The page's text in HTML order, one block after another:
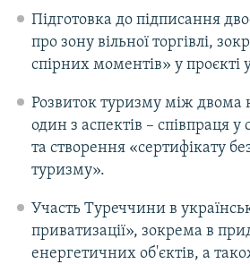
Підготовка до підписання
про зону вільної торгівлі,
спірних моментів» у проєкті
Розвиток туризму між двома
один з аспектів – співпраця у
та створення «сертифікату
туризму».
Участь Туреччини в
приватизації», зокрема в
енергетичних об'єктів, а